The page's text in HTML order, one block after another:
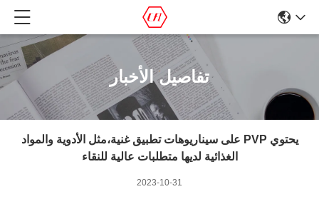
تفاصيل الأخبار
يحتوي PVP على سيناريوهات تطبيق غنية،مثل الأدوية والمواد
الغذائية لديها متطلبات عالية للنقاء
2023-10-31